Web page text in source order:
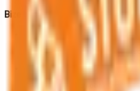
Bize Ulaşın
Al. Jerozolimskie 91, 02-001
info@polandstudy.com